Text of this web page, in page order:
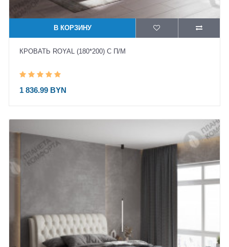
В КОРЗИНУ
КРОВАТЬ ROYAL (180*200) С П/М
1 836.99 BYN